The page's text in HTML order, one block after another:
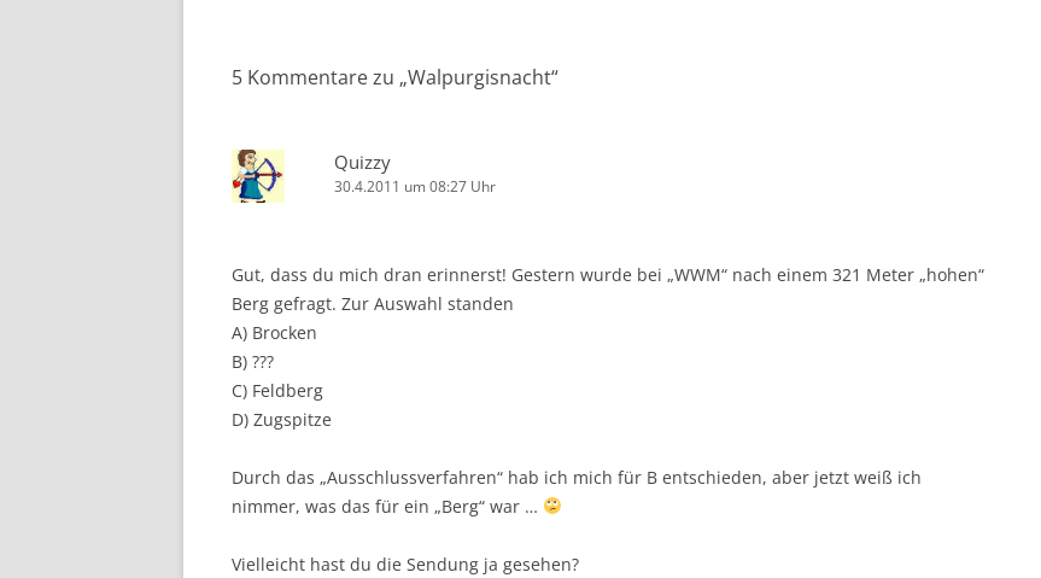
5 Kommentare zu „Walpurgisnacht“
Quizzy
30.4.2011 um 08:27 Uhr
Gut, dass du mich dran erinnerst! Gestern wurde bei „WWM“ nach einem 321 Meter „hohen“
Berg gefragt. Zur Auswahl standen
A) Brocken
B) ???
C) Feldberg
D) Zugspitze
Durch das „Ausschlussverfahren“ hab ich mich für B entschieden, aber jetzt weiß ich
nimmer, was das für ein „Berg“ war …
Vielleicht hast du die Sendung ja gesehen?